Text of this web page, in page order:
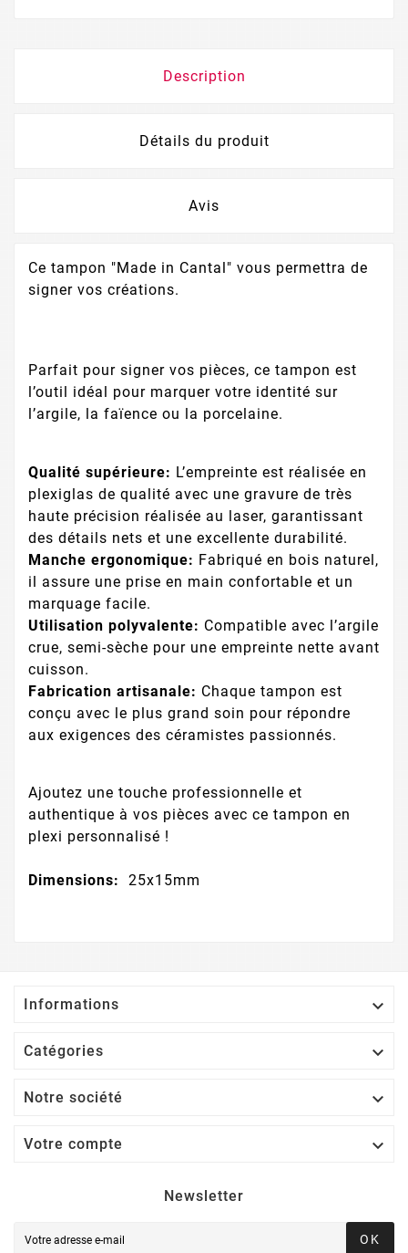
Description
Détails du produit
Avis
Ce tampon "Made in Cantal" vous permettra de
signer vos créations.
Parfait pour signer vos pièces, ce tampon est
l’outil idéal pour marquer votre identité sur
l’argile, la faïence ou la porcelaine.
Qualité supérieure: L’empreinte est réalisée en
plexiglas de qualité avec une gravure de très
haute précision réalisée au laser, garantissant
des détails nets et une excellente durabilité.
Manche ergonomique: Fabriqué en bois naturel,
il assure une prise en main confortable et un
marquage facile.
Utilisation polyvalente: Compatible avec l’argile
crue, semi-sèche pour une empreinte nette avant
cuisson.
Fabrication artisanale: Chaque tampon est
conçu avec le plus grand soin pour répondre
aux exigences des céramistes passionnés.
Ajoutez une touche professionnelle et
authentique à vos pièces avec ce tampon en
plexi personnalisé !
Dimensions: 25x15mm
Informations 
Catégories 
Notre société 
Votre compte 
Newsletter
OK